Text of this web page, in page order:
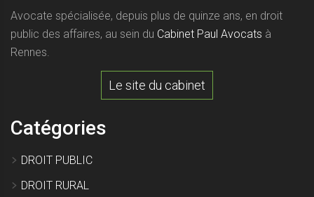
Avocate spécialisée, depuis plus de quinze ans, en droit
public des affaires, au sein du Cabinet Paul Avocats à
Rennes.
Le site du cabinet
Catégories
DROIT PUBLIC
DROIT RURAL